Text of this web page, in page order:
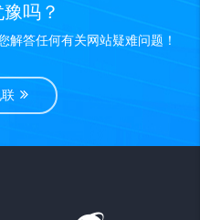
吗？
解答任何有关网站疑难问题！